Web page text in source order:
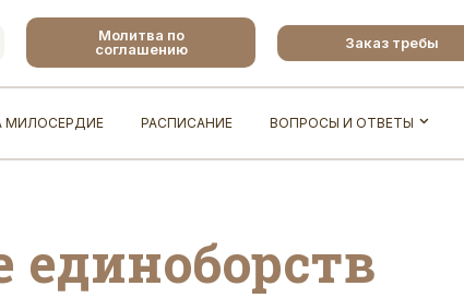
Молитва по
соглашению
Заказ требы
МИЛОСЕРДИЕ РАСПИСАНИЕ ВОПРОСЫ И ОТВЕТЫ